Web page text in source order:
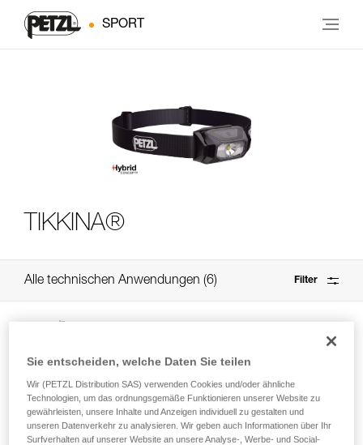
SPORT
TIKKINA®
Alle technischen Anwendungen 6 Filter
Wie werden die Leistungsmerkmale nach
dem ANSI/PLATO FL1-Standard gemessen?
Sie entscheiden, welche Daten Sie teilen
Wir (PETZL Distribution SAS) verwenden Cookies und/oder ähnliche
Technologien, um das ordnungsgemäße Funktionieren unserer Website zu
gewährleisten, unsere Inhalte und Anzeigen individuell zu gestalten und
unseren Datenverkehr zu analysieren. Wir geben auch Informationen über Ihr
Surfverhalten auf unserer Website an unsere Analyse-, Werbe- und Social-